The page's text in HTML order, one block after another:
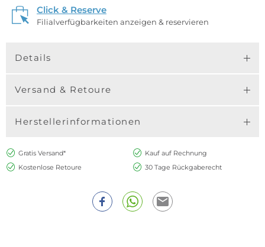
Click & Reserve
Filialverfügbarkeiten anzeigen & reservieren
Details
Versand & Retoure
Herstellerinformationen
Gratis Versand*
Kauf auf Rechnung
Kostenlose Retoure
30 Tage Rückgaberecht